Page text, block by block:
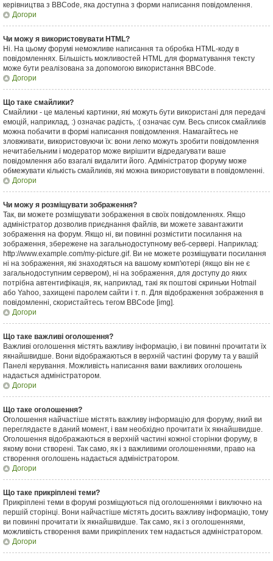
керівництва з BBCode, яка доступна з форми написання повідомлення.
Догори
Чи можу я використовувати HTML?
Ні. На цьому форумі неможливе написання та обробка HTML-коду в
повідомленнях. Більшість можливостей HTML для форматування тексту
може бути реалізована за допомогою використання BBCode.
Догори
Що таке смайлики?
Смайлики - це маленькі картинки, які можуть бути використані для передачі
емоцій, наприклад, :) означає радість, :( означає сум. Весь список смайликів
можна побачити в формі написання повідомлення. Намагайтесь не
зловживати, використовуючи їх: вони легко можуть зробити повідомлення
нечитабельним і модератор може вирішити відредагувати ваше
повідомлення або взагалі видалити його. Адміністратор форуму може
обмежувати кількість смайликів, які можна використовувати в повідомленні.
Догори
Чи можу я розміщувати зображення?
Так, ви можете розміщувати зображення в своїх повідомленнях. Якщо
адміністратор дозволив приєднання файлів, ви можете завантажити
зображення на форум. Якщо ні, ви повинні розмістити посилання на
зображення, збережене на загальнодоступному веб-сервері. Наприклад:
http://www.example.com/my-picture.gif. Ви не можете розміщувати посилання
ні на зображення, які знаходяться на вашому комп'ютері (якщо він не є
загальнодоступним сервером), ні на зображення, для доступу до яких
потрібна автентифікація, як, наприклад, такі як поштові скриньки Hotmail
або Yahoo, захищені паролем сайти і т. п. Для відображення зображення в
повідомленні, скористайтесь тегом BBCode [img].
Догори
Що таке важливі оголошення?
Важливі оголошення містять важливу інформацію, і ви повинні прочитати їх
якнайшвидше. Вони відображаються в верхній частині форуму та у вашій
Панелі керування. Можливість написання вами важливих оголошень
надається адміністратором.
Догори
Що таке оголошення?
Оголошення найчастіше містять важливу інформацію для форуму, який ви
переглядаєте в даний момент, і вам необхідно прочитати їх якнайшвидше.
Оголошення відображаються в верхній частині кожної сторінки форуму, в
якому вони створені. Так само, як і з важливими оголошеннями, право на
створення оголошень надається адміністратором.
Догори
Що таке прикріплені теми?
Прикріплені теми в форумі розміщуються під оголошеннями і виключно на
першій сторінці. Вони найчастіше містять досить важливу інформацію, тому
ви повинні прочитати їх якнайшвидше. Так само, як і з оголошеннями,
можливість створення вами прикріплених тем надається адміністратором.
Догори